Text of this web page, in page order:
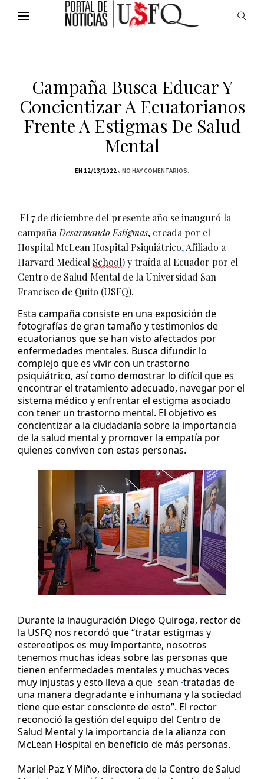
Campaña Busca Educar Y
Concientizar A Ecuatorianos
Frente A Estigmas De Salud
Mental
EN 12/13/2022 NO HAY COMENTARIOS.
El 7 de diciembre del presente año se inauguró la
campaña Desarmando Estigmas, creada por el
Hospital McLean Hospital Psiquiátrico, Afiliado a
Harvard Medical School) y traída al Ecuador por el
Centro de Salud Mental de la Universidad San
Francisco de Quito (USFQ).
Esta campaña consiste en una exposición de
fotografías de gran tamaño y testimonios de
ecuatorianos que se han visto afectados por
enfermedades mentales. Busca difundir lo
psiquiátrico, así como demostrar lo difícil que es
encontrar el tratamiento adecuado, navegar por el
sistema médico y enfrentar el estigma asociado
con tener un trastorno mental. El objetivo
concientizar a la ciudadanía sobre la importancia
de la salud mental y promover la empatía por
quienes conviven con estas personas.
Durante la inauguración Diego Quiroga, rector de
la USFQ nos recordó que “tratar estigmas y
estereotipos es muy importante, nosotros
tenemos muchas ideas sobre las personas que
tienen enfermedades mentales y muchas veces
muy injustas y esto lleva a que sean tratadas de
una manera degradante e inhumana y la sociedad
tiene que estar consciente de esto”.
reconoció la gestión del equipo del Centro de
Salud Mental y la importancia de la alianza con
McLean Hospital en beneficio de más personas.
Mariel Paz Y Miño, directora de la Centro de Salud